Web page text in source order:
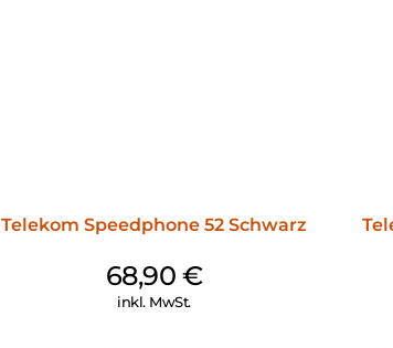
Telekom Speedphone 52 Schwarz
68,90 €
inkl. MwSt.